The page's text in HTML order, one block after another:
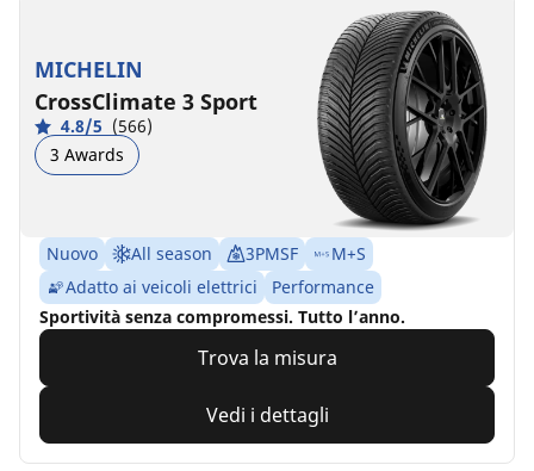
MICHELIN
CrossClimate 3 Sport
4.8/5 (566)
3 Awards
Nuovo All season 3PMSF
M+S
Adatto ai veicoli elettrici
Performance
Sportività senza compromessi. Tutto l’anno.
Trova la misura
Vedi i dettagli